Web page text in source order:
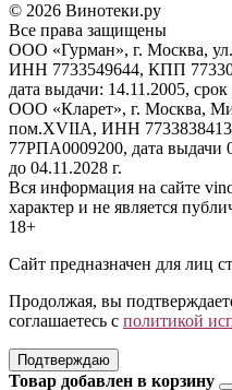
© 2026 Винотеки.ру
Все права защищены
ООО «Гурман», г. Москва,
ИНН 7733549644, КПП
дата выдачи: 14.11.2005,
ООО «Кларет», г. Москва,
пом.XVIIA, ИНН
77РПА0009200, дата выдачи
до 04.11.2028 г.
Вся информация на сайте
характер и не является
18+
Сайт предназначен для лиц
Продолжая, вы
соглашаетесь с политикой
Подтверждаю
Товар добавлен в корзину